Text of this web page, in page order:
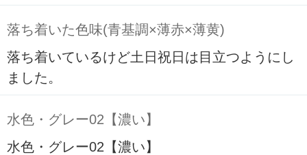
落ち着いた色味(青基調×薄赤×薄黄)
落ち着いているけど土日祝日は目立つようにし
ました。
水色・グレー02【濃い】
水色・グレー02【濃い】